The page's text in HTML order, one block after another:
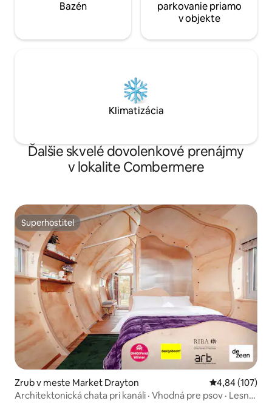
Bazén
parkovanie priamo
v objekte
Klimatizácia
Ďalšie skvelé dovolenkové prenájmy
v lokalite Combermere
Superhostiteľ
Superhostiteľ
Zrub v meste Market Drayton Priemerné
4,84 (107)
Architektonická chata pri kanáli · Vhodná pre psov · Lesná